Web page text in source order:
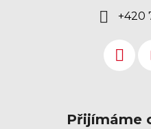
+420
Přijímáme